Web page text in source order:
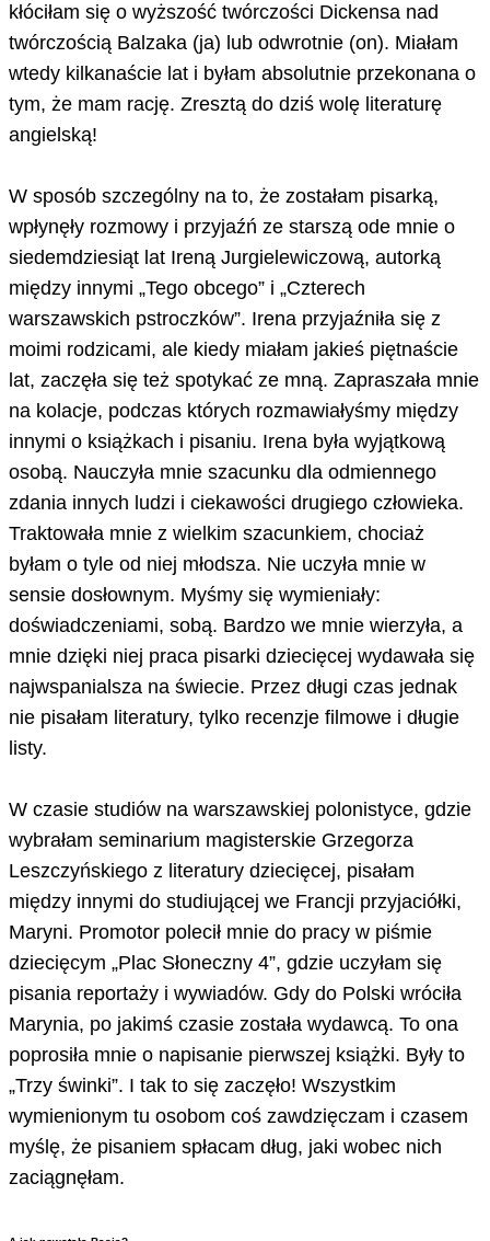
kłóciłam się o wyższość twórczości Dickensa nad
twórczością Balzaka (ja) lub odwrotnie (on). Miałam
wtedy kilkanaście lat i byłam absolutnie przekonana o
tym, że mam rację. Zresztą do dziś wolę literaturę
angielską!
W sposób szczególny na to, że zostałam pisarką,
wpłynęły rozmowy i przyjaźń ze starszą ode mnie o
siedemdziesiąt lat Ireną Jurgielewiczową, autorką
między innymi „Tego obcego” i „Czterech
warszawskich pstroczków”. Irena przyjaźniła się z
moimi rodzicami, ale kiedy miałam jakieś piętnaście
lat, zaczęła się też spotykać ze mną. Zapraszała mnie
na kolacje, podczas których rozmawiałyśmy między
innymi o książkach i pisaniu. Irena była wyjątkową
osobą. Nauczyła mnie szacunku dla odmiennego
zdania innych ludzi i ciekawości drugiego człowieka.
Traktowała mnie z wielkim szacunkiem, chociaż
byłam o tyle od niej młodsza. Nie uczyła mnie w
sensie dosłownym. Myśmy się wymieniały:
doświadczeniami, sobą. Bardzo we mnie wierzyła, a
mnie dzięki niej praca pisarki dziecięcej wydawała się
najwspanialsza na świecie. Przez długi czas jednak
nie pisałam literatury, tylko recenzje filmowe i długie
listy.
W czasie studiów na warszawskiej polonistyce, gdzie
wybrałam seminarium magisterskie Grzegorza
Leszczyńskiego z literatury dziecięcej, pisałam
między innymi do studiującej we Francji przyjaciółki,
Maryni. Promotor polecił mnie do pracy w piśmie
dziecięcym „Plac Słoneczny 4”, gdzie uczyłam się
pisania reportaży i wywiadów. Gdy do Polski wróciła
Marynia, po jakimś czasie została wydawcą. To ona
poprosiła mnie o napisanie pierwszej książki. Były to
„Trzy świnki”. I tak to się zaczęło! Wszystkim
wymienionym tu osobom coś zawdzięczam i czasem
myślę, że pisaniem spłacam dług, jaki wobec nich
zaciągnęłam.